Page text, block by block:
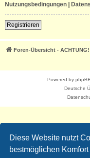
Diese Website nutzt
bestmöglichen
Nutzungsbedingungen |
Registrieren
Foren-Übersicht -
Powered by phpBB
Deutsche